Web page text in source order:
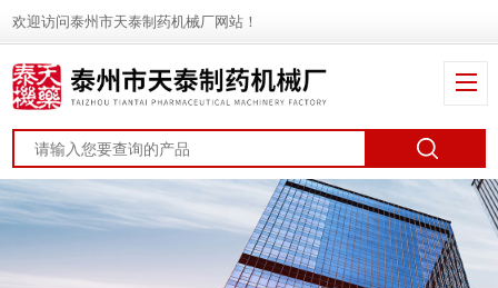
欢迎访问泰州市天泰制药机械厂网站！